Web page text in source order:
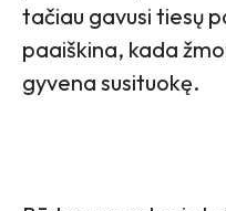
tačiau gavusi tiesų
paaiškina, kada
gyvena susituokę.